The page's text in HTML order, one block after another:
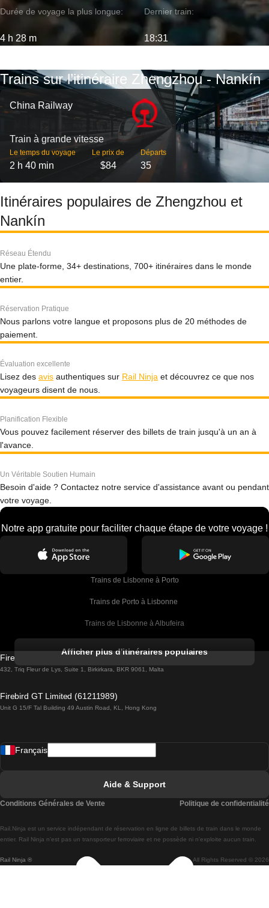
Durée de voyage la plus longue:
4 h 28 m
Dernier train:
18:31
Trains sur l’itinéraire Zhengzhou - Nankín
China Railway
Train à grande vitesse
Le temps du voyage
2 h 40 min
Le prix de
$84
Départs
35
Itinéraires populaires de Zhengzhou et
Nankín
Réseau Étendu
Une plate-forme, 34+ destinations, 700+ itinéraires dans le monde
entier.
Réservation Pratique
Nous parlons votre langue et proposons plus de 20 méthodes de
paiement.
Évaluation excellente
Lisez des avis authentiques sur Rail Ninja et découvrez ce que nos
voyageurs disent de nous.
Planification Flexible
Vous pouvez facilement réserver des billets de train jusqu'à un an à
l'avance.
Un Véritable Soutien Humain
Besoin d'aide ? Contactez notre service d'assistance avant ou pendant
votre voyage.
Notre app gratuite pour faciliter chaque étape de votre voyage !
Trains de Lisbonne à Porto
Trains de Porto à Lisbonne
Trains de Lisbonne à Albufeira
Trains de Lisbonne à Lagos
Trains de Lisbonne à Madrid
Trains de Lisbonne à Braga
Trains de Braga à Lisbonne
Afficher plus d'itinéraires populaires
Firebird GT Limited (OC 1451)
432, Triq Fleur de Lys, Suite 1, Birkirkara, BKR 9061, Malta
Firebird GT Limited (61211989)
Unit G 15/F Tal Building 49 Austin Road, KL, Hong Kong
Rail Ninja ® All Rights Reserved © 2026
Rail.Ninja est un service indépendant de réservation en ligne de billets de train dans le monde
entier. Rail Ninja n'est pas un transporteur ferroviaire et ne possède ni n'exploite aucun train.
Français
Aide & Support
Conditions Générales de Vente Politique de confidentialité